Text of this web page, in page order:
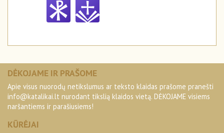
DĖKOJAME IR PRAŠOME
Apie visus nuorodų netikslumus ar teksto klaidas prašome pranešti
info@katalikai.lt nurodant tikslią klaidos vietą. DĖKOJAME visiems
naršantiems ir parašiusiems!
KŪRĖJAI